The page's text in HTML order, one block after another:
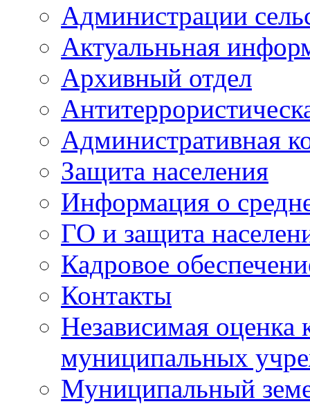
Администрации
Актуальньная
Архивный отдел
Административная
Защита населения
Информация о
ГО и защита
Кадровое
Контакты
Независимая оценка
муниципальных
Муниципальный